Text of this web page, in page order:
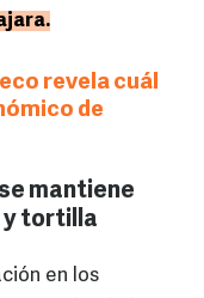
.
revela cuál
de
mantiene
y tortilla
en los